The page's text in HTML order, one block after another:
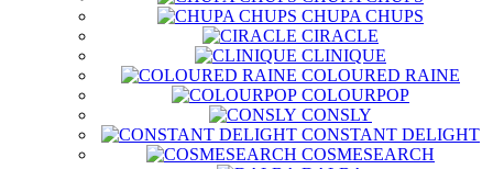
CHUPA CHUPS
CIRACLE
CLINIQUE
COLOURED RAINE
COLOURPOP
CONSLY
CONSTANT DELIGHT
COSMESEARCH